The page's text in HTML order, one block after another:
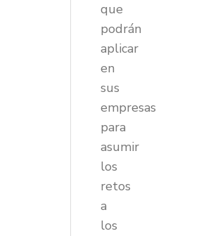
que
podrán
aplicar
en
sus
empresas
para
asumir
los
retos
a
los